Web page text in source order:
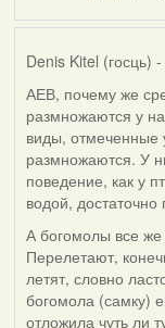
(госць)
Denis Kitel (госць) -
In
reply
to
by
аев
(госць)
АЕВ, почему же
размножаются у
виды, отмеченные
размножаются. У
поведение, как у
водой,
А богомолы все
Перелетают,
летят, словно
богомола (самку)
отложила чуть ли